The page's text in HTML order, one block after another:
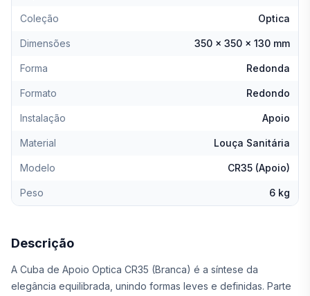
Coleção Optica
Dimensões 350 x 350 x 130 mm
Forma Redonda
Formato Redondo
Instalação Apoio
Material Louça Sanitária
Modelo CR35 (Apoio)
Peso 6 kg
Descrição
A Cuba de Apoio Optica CR35 (Branca) é a síntese da
elegância equilibrada, unindo formas leves e definidas. Parte